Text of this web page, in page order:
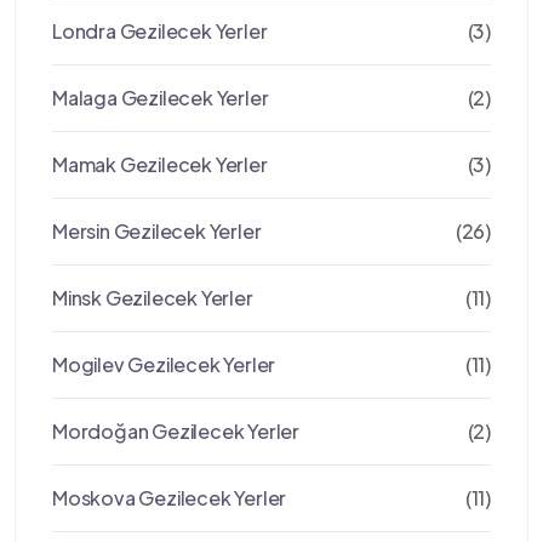
Londra Gezilecek Yerler (3)
Malaga Gezilecek Yerler (2)
Mamak Gezilecek Yerler (3)
Mersin Gezilecek Yerler (26)
Minsk Gezilecek Yerler (11)
Mogilev Gezilecek Yerler (11)
Mordoğan Gezilecek Yerler (2)
Moskova Gezilecek Yerler (11)